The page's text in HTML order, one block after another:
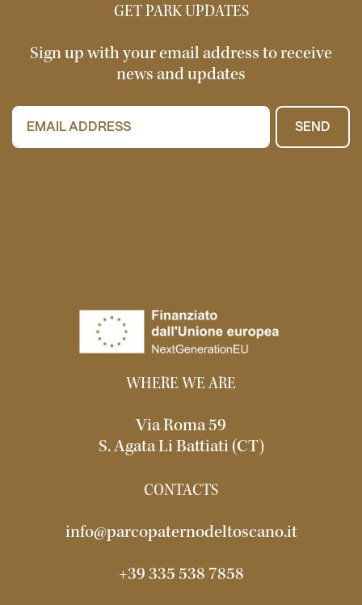
GET PARK UPDATES
Sign up with your email address to receive
news and updates
SEND
WHERE WE ARE
Via Roma 59
S. Agata Li Battiati (CT)
CONTACTS
info@parcopaternodeltoscano.it
+39 335 538 7858